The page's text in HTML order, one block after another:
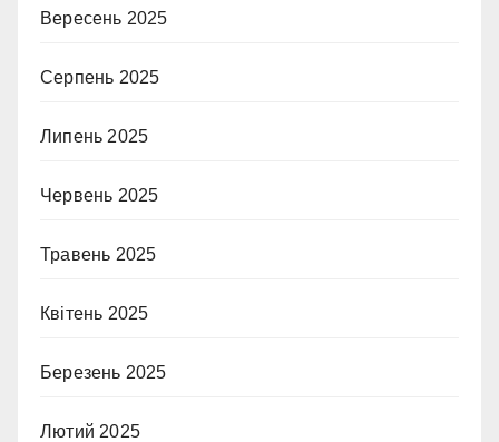
Вересень 2025
Серпень 2025
Липень 2025
Червень 2025
Травень 2025
Квітень 2025
Березень 2025
Лютий 2025